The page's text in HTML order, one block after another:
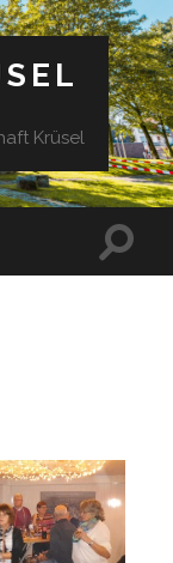
Krüsel